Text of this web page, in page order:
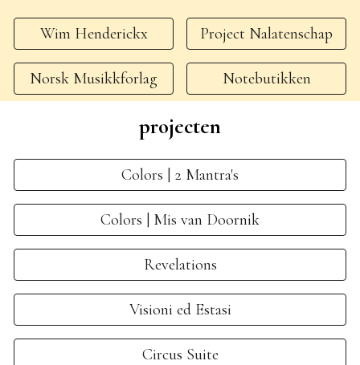
Wim Henderickx Project Nalatenschap
Norsk Musikkforlag Notebutikken
projecten
Colors | 2 Mantra's
Colors | Mis van Doornik
Revelations
Visioni ed Estasi
Circus Suite